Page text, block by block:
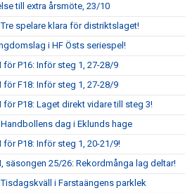
till extra årsmöte, 23/10
Tre spelare klara för distriktslaget!
i HF Östs seriespel!
för P16: Inför steg 1, 27-28/9
för F18: Inför steg 1, 27-28/9
för P18: Laget direkt vidare till steg 3!
Handbollens dag i Eklunds hage
för P18: Inför steg 1, 20-21/9!
säsongen 25/26: Rekordmånga lag deltar!
Tisdagskväll i Farstaängens parklek